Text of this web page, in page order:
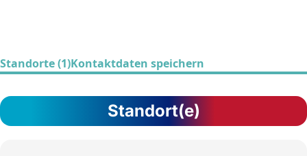
Standorte (1)Kontaktdaten speichern
Standort(e)